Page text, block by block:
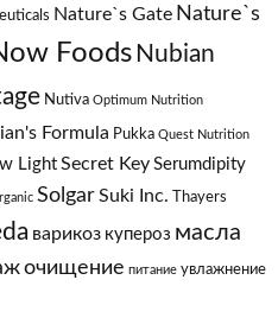
Nature`s Gate Nature`s
Foods Nubian
Nutiva Optimum Nutrition
Formula Pukka Quest Nutrition
Light Secret Key Serumdipity
Solgar Suki Inc. Thayers
варикоз купероз масла
очищение питание увлажнение